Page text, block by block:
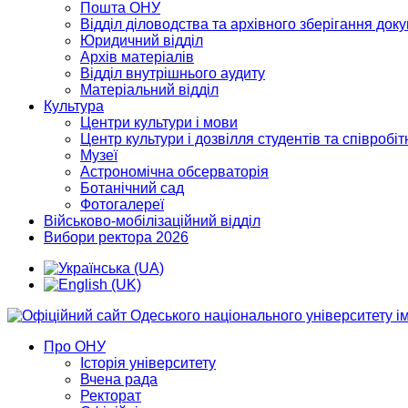
Пошта ОНУ
Відділ діловодства та архівного зберігання
Юридичний відділ
Архів матеріалів
Відділ внутрішнього аудиту
Матеріальний відділ
Культура
Центри культури і мови
Центр культури і дозвілля студентів та
Музеї
Астрономічна обсерваторія
Ботанічний сад
Фотогалереї
Військово-мобілізаційний відділ
Вибори ректора 2026
Про ОНУ
Історія університету
Вчена рада
Ректорат